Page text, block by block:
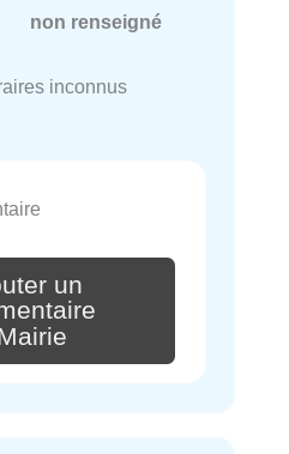
non renseigné
inconnus
un